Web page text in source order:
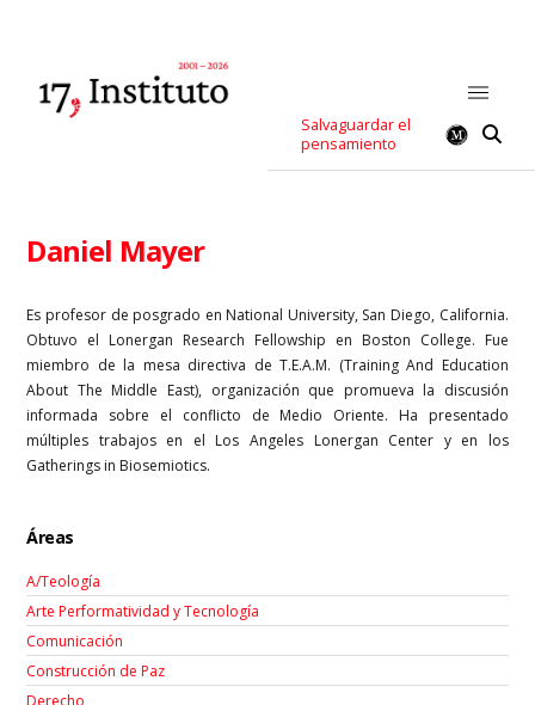
Salvaguardar el
pensamiento
Daniel Mayer
Es profesor de posgrado en National University, San Diego, California.
Obtuvo el Lonergan Research Fellowship en Boston College. Fue
miembro de la mesa directiva de T.E.A.M. (Training And Education
About The Middle East), organización que promueva la discusión
informada sobre el conflicto de Medio Oriente. Ha presentado
múltiples trabajos en el Los Angeles Lonergan Center y en los
Gatherings in Biosemiotics.
Áreas
A/Teología
Arte Performatividad y Tecnología
Comunicación
Construcción de Paz
Derecho